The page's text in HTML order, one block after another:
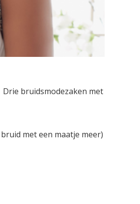
bruidsmodezaken met
met een maatje meer)